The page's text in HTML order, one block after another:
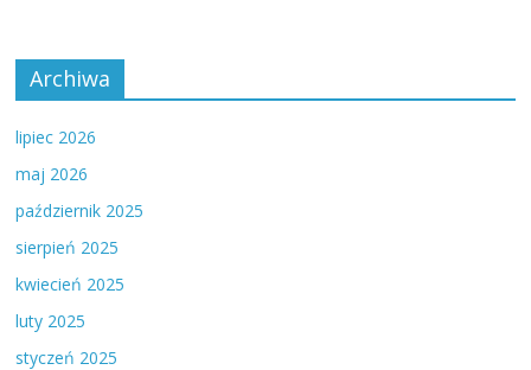
Archiwa
lipiec 2026
maj 2026
październik 2025
sierpień 2025
kwiecień 2025
luty 2025
styczeń 2025